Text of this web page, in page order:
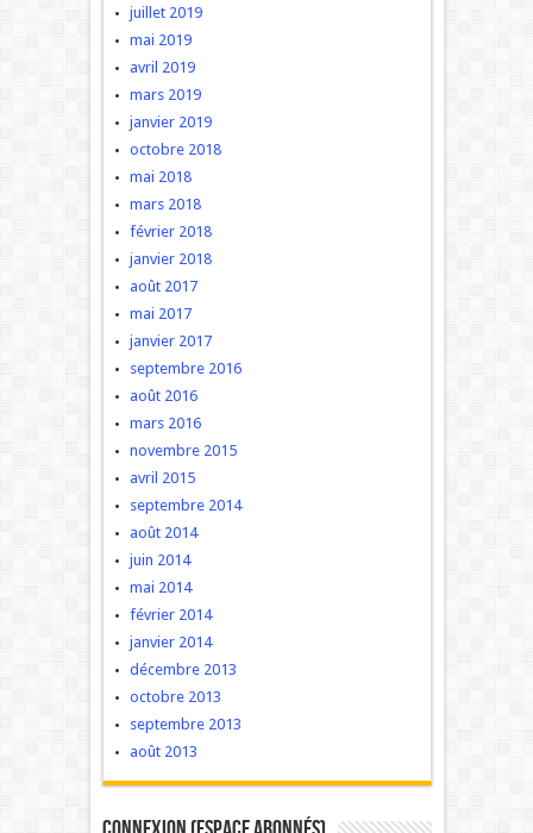
juillet 2019
mai 2019
avril 2019
mars 2019
janvier 2019
octobre 2018
mai 2018
mars 2018
février 2018
janvier 2018
août 2017
mai 2017
janvier 2017
septembre 2016
août 2016
mars 2016
novembre 2015
avril 2015
septembre 2014
août 2014
juin 2014
mai 2014
février 2014
janvier 2014
décembre 2013
octobre 2013
septembre 2013
août 2013